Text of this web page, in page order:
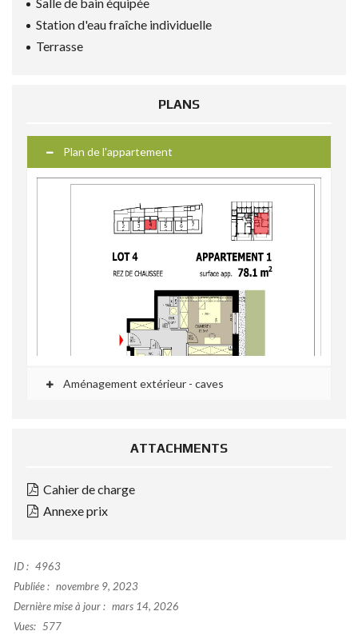
Station d'eau fraîche individuelle
Terrasse
PLANS
Plan de l'appartement
Aménagement extérieur - caves
ATTACHMENTS
Cahier de charge
Annexe prix
ID : 4963
Publiée : novembre 9, 2023
Dernière mise à jour : mars 14, 2026
Vues: 577